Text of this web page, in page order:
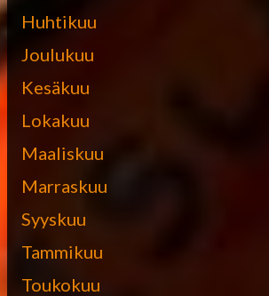
Huhtikuu
Joulukuu
Kesäkuu
Lokakuu
Maaliskuu
Marraskuu
Syyskuu
Tammikuu
Toukokuu